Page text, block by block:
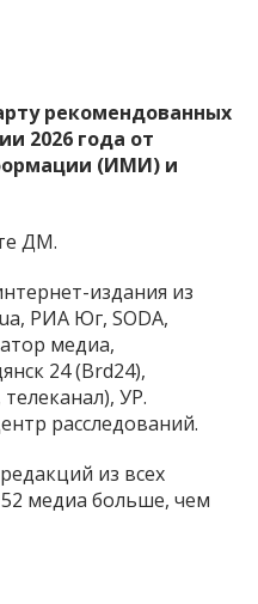
рекомендованных
2026 года от
(ИМИ) и
ДМ.
издания из
РИА Юг, SODA,
медиа,
24 (Brd24),
УР.
расследований.
из всех
медиа больше, чем